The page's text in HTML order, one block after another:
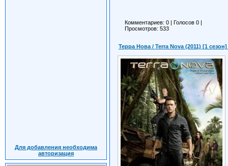
Для добавления необходима
авторизация
Комментариев: 0 | Голосов 0 |
Просмотров: 533
Терра Нова / Terra Nova (2011) [1